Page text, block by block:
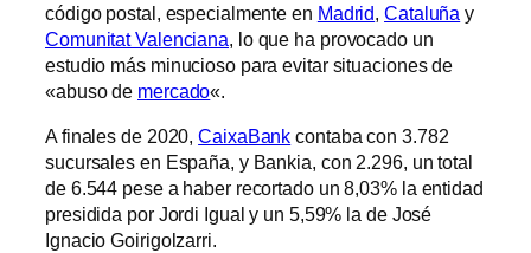
código postal, especialmente en Madrid,Cataluña y
Comunitat Valenciana, lo que ha provocado un
estudio más minucioso para evitar situaciones de
«abuso de mercado«.
A finales de 2020,CaixaBank contaba con 3.782
sucursales en España, y Bankia, con 2.296, un total
de 6.544 pese a haber recortado un 8,03% la entidad
presidida por Jordi Igual y un 5,59% la de José
Ignacio Goirigolzarri.